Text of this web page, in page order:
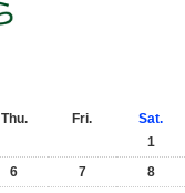
Thu. Fri.
Sat.
1
6 7
8